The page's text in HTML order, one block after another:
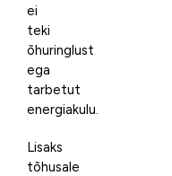
ei
teki
õhuringlust
ega
tarbetut
energiakulu.
Lisaks
tõhusale